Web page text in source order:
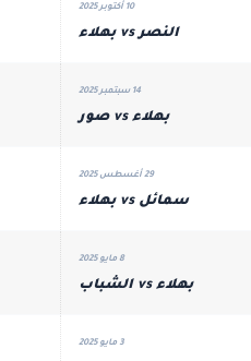
10 أكتوبر 2025
النصر vs بهلاء
14 سبتمبر 2025
بهلاء vs صور
29 أغسطس 2025
سمائل vs بهلاء
8 مايو 2025
بهلاء vs الشباب
3 مايو 2025